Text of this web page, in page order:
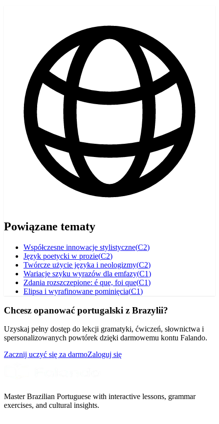
Powiązane tematy
Współczesne innowacje stylistyczne(C2)
Język poetycki w prozie(C2)
Twórcze użycie języka i neologizmy(C2)
Wariacje szyku wyrazów dla emfazy(C1)
Zdania rozszczepione: é que, foi que(C1)
Elipsa i wyrafinowane pominięcia(C1)
Chcesz opanować portugalski z Brazylii?
Uzyskaj pełny dostęp do lekcji gramatyki, ćwiczeń, słownictwa i
spersonalizowanych powtórek dzięki darmowemu kontu Falando.
Zacznij uczyć się za darmoZaloguj się
Master Brazilian Portuguese with interactive lessons, grammar
exercises, and cultural insights.